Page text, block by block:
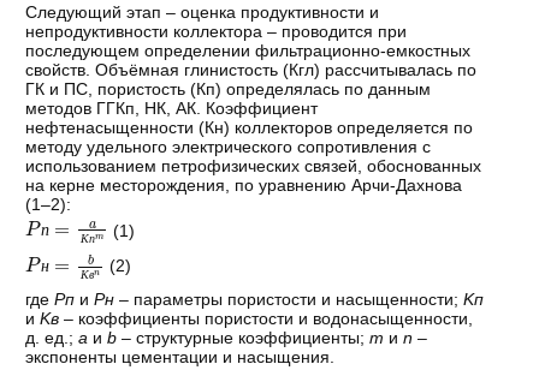
Следующий этап – оценка продуктивности и
непродуктивности коллектора – проводится при
последующем определении фильтрационно-емкостных
свойств. Объёмная глинистость (Кгл) рассчитывалась по
ГК и ПС, пористость (Кп) определялась по данным
методов ГГКп, НК, АК. Коэффициент
нефтенасыщенности (Кн) коллекторов определяется по
методу удельного электрического сопротивления с
использованием петрофизических связей, обоснованных
на керне месторождения, по уравнению Арчи-Дахнова
(1–2):
Pп =a пm (1)
н
Кв
Pн в
(2)
гдеPп иPн – параметры пористости и насыщенности;Kп
иKв – коэффициенты пористости и водонасыщенности,
д. ед.;a иb – структурные коэффициенты;m иn –
экспоненты цементации и насыщения.